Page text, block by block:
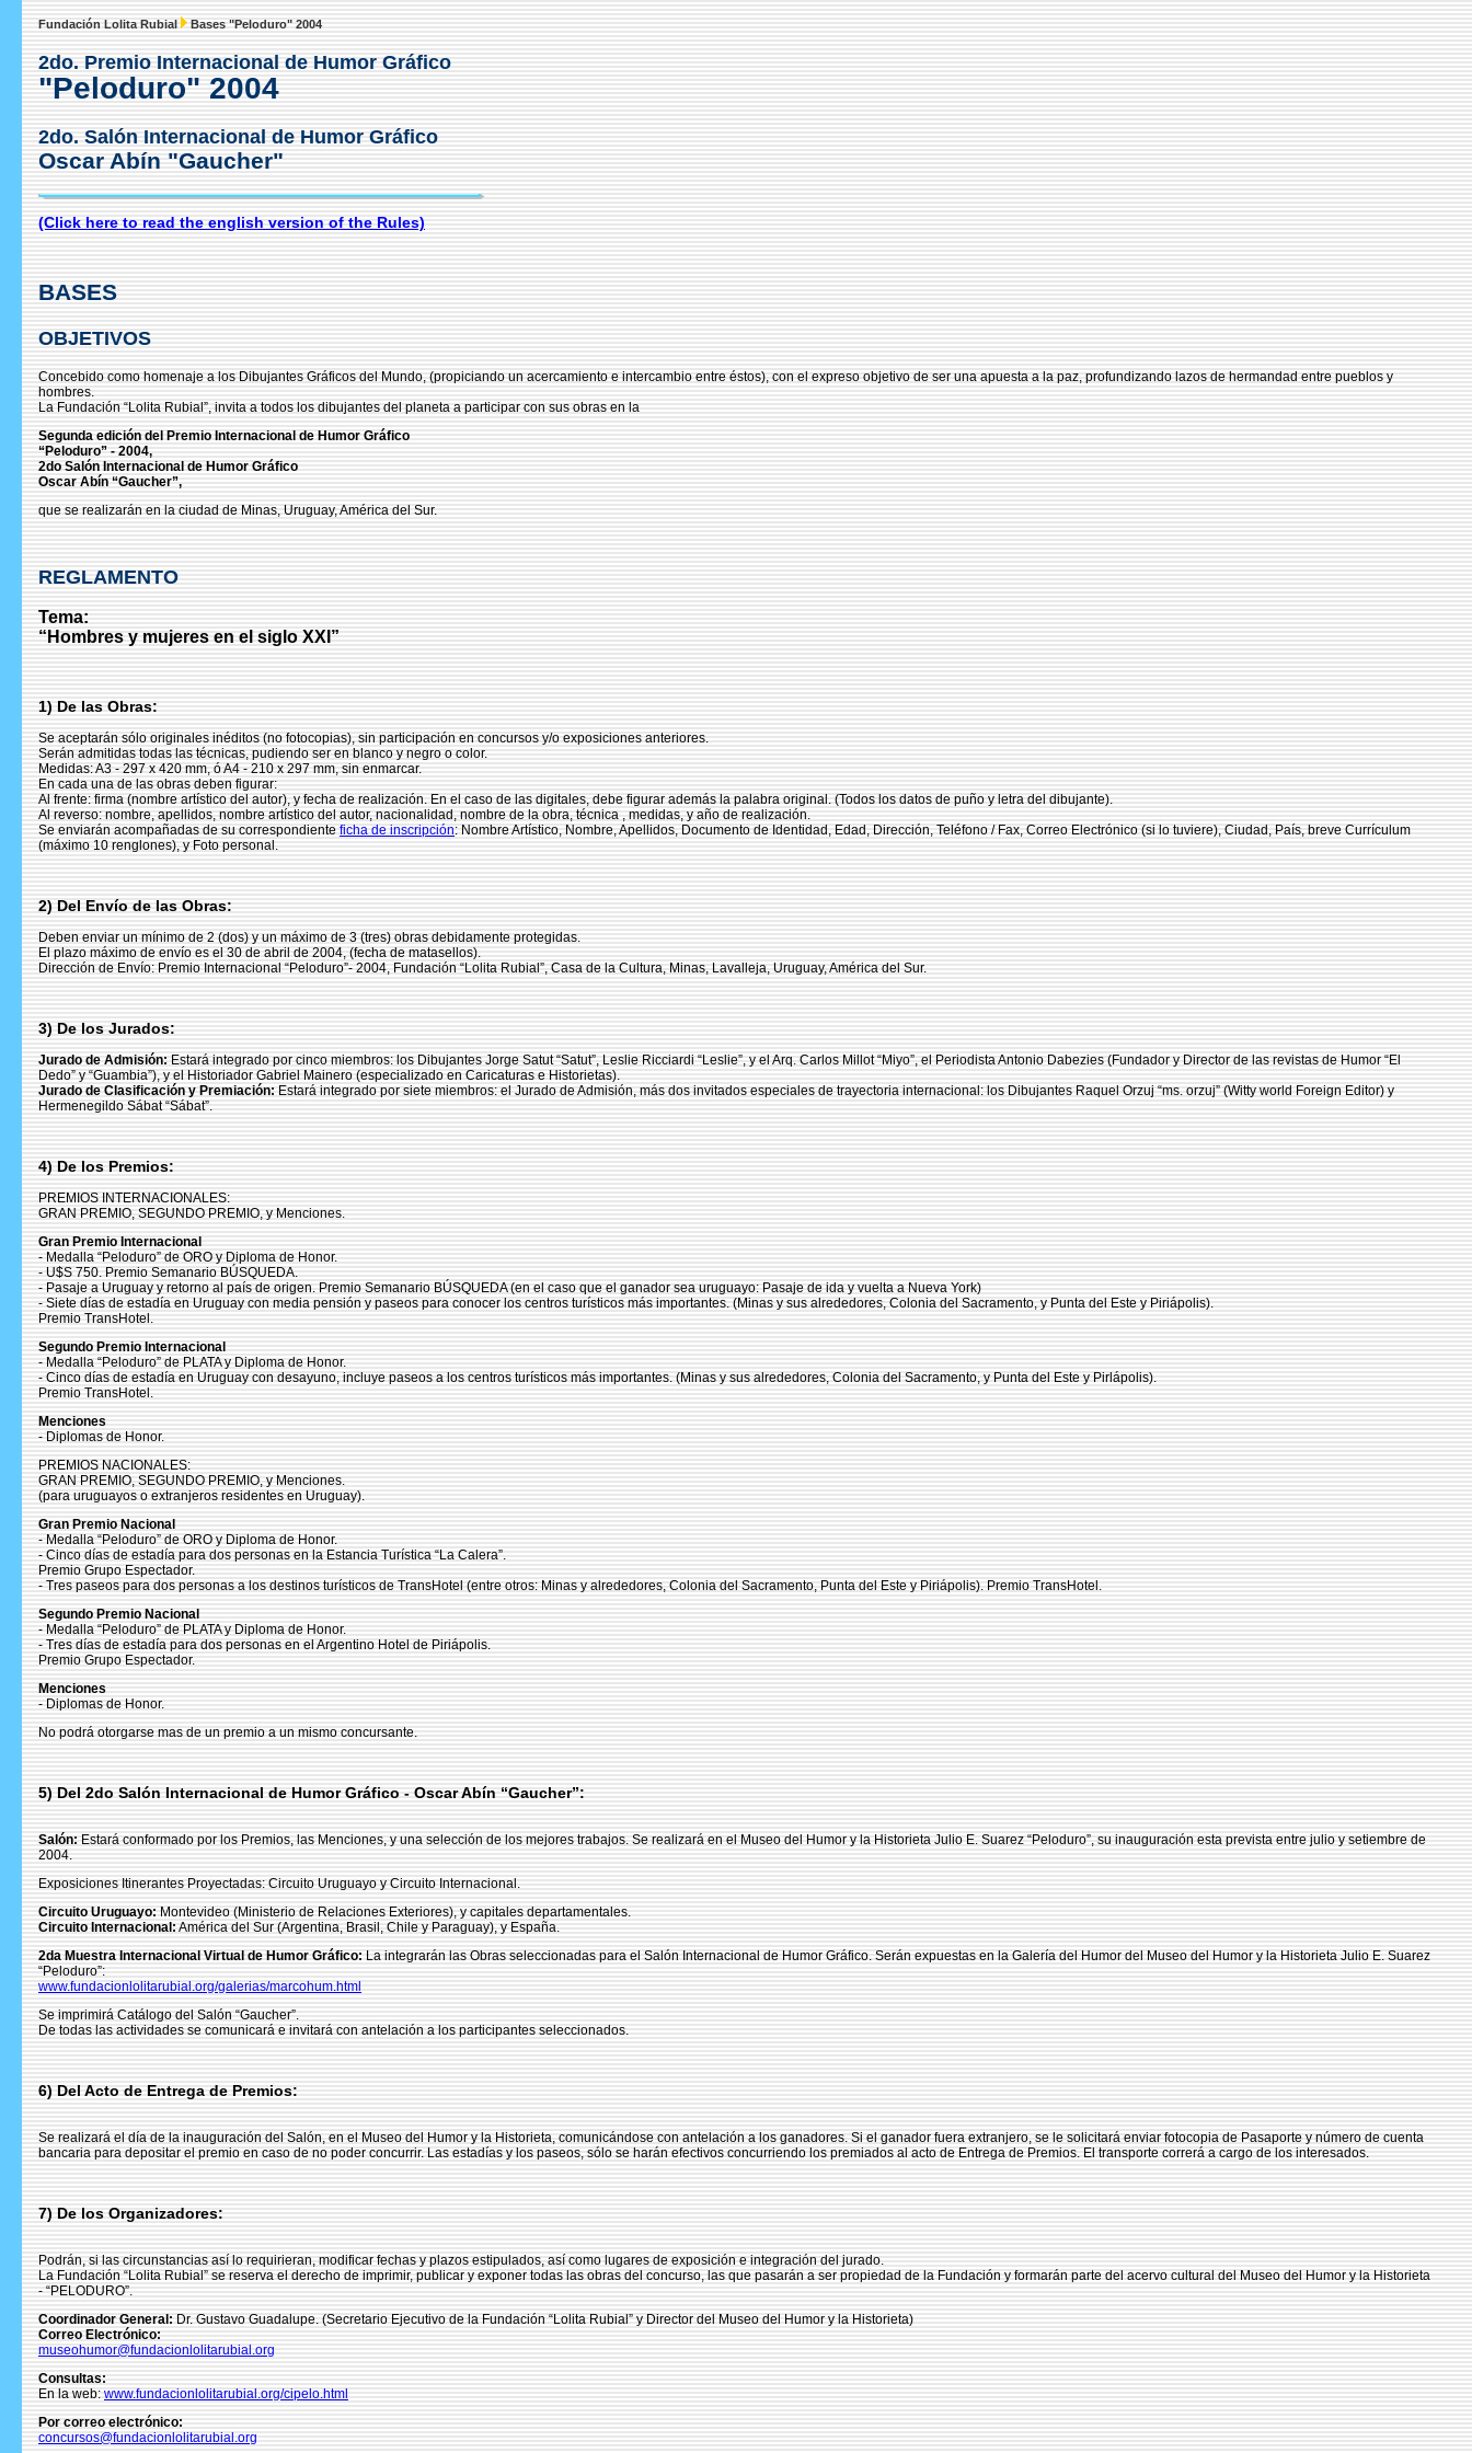
Fundación Lolita Rubial Bases "Peloduro" 2004
2do. Premio Internacional de Humor Gráfico
"Peloduro" 2004
2do. Salón Internacional de Humor Gráfico
Oscar Abín "Gaucher"
(Click here to read the english version of the Rules)
BASES
OBJETIVOS
Concebido como homenaje a los Dibujantes Gráficos del Mundo, (propiciando un acercamiento e intercambio entre éstos), con el expreso objetivo de ser una apuesta a la paz, profundizando lazos de hermandad entre pueblos y
hombres.
La Fundación “Lolita Rubial”, invita a todos los dibujantes del planeta a participar con sus obras en la
Segunda edición del Premio Internacional de Humor Gráfico
“Peloduro” - 2004,
2do Salón Internacional de Humor Gráfico
Oscar Abín “Gaucher”,
que se realizarán en la ciudad de Minas, Uruguay, América del Sur.
REGLAMENTO
Tema:
“Hombres y mujeres en el siglo XXI”
1) De las Obras:
Se aceptarán sólo originales inéditos (no fotocopias), sin participación en concursos y/o exposiciones anteriores.
Serán admitidas todas las técnicas, pudiendo ser en blanco y negro o color.
Medidas: A3 - 297 x 420 mm, ó A4 - 210 x 297 mm, sin enmarcar.
En cada una de las obras deben figurar:
Al frente: firma (nombre artístico del autor), y fecha de realización. En el caso de las digitales, debe figurar además la palabra original. (Todos los datos de puño y letra del dibujante).
Al reverso: nombre, apellidos, nombre artístico del autor, nacionalidad, nombre de la obra, técnica , medidas, y año de realización.
Se enviarán acompañadas de su correspondiente ficha de inscripción: Nombre Artístico, Nombre, Apellidos, Documento de Identidad, Edad, Dirección, Teléfono / Fax, Correo Electrónico (si lo tuviere), Ciudad, País, breve Currículum
(máximo 10 renglones), y Foto personal.
2) Del Envío de las Obras:
Deben enviar un mínimo de 2 (dos) y un máximo de 3 (tres) obras debidamente protegidas.
El plazo máximo de envío es el 30 de abril de 2004, (fecha de matasellos).
Dirección de Envío: Premio Internacional “Peloduro”- 2004, Fundación “Lolita Rubial”, Casa de la Cultura, Minas, Lavalleja, Uruguay, América del Sur.
3) De los Jurados:
Jurado de Admisión: Estará integrado por cinco miembros: los Dibujantes Jorge Satut “Satut”, Leslie Ricciardi “Leslie”, y el Arq. Carlos Millot “Miyo”, el Periodista Antonio Dabezies (Fundador y Director de las revistas de Humor “El
Dedo” y “Guambia”), y el Historiador Gabriel Mainero (especializado en Caricaturas e Historietas).
Jurado de Clasificación y Premiación: Estará integrado por siete miembros: el Jurado de Admisión, más dos invitados especiales de trayectoria internacional: los Dibujantes Raquel Orzuj “ms. orzuj” (Witty world Foreign Editor) y
Hermenegildo Sábat “Sábat”.
4) De los Premios:
PREMIOS INTERNACIONALES:
GRAN PREMIO, SEGUNDO PREMIO, y Menciones.
Gran Premio Internacional
- Medalla “Peloduro” de ORO y Diploma de Honor.
- U$S 750. Premio Semanario BÚSQUEDA.
- Pasaje a Uruguay y retorno al país de origen. Premio Semanario BÚSQUEDA (en el caso que el ganador sea uruguayo: Pasaje de ida y vuelta a Nueva York)
- Siete días de estadía en Uruguay con media pensión y paseos para conocer los centros turísticos más importantes. (Minas y sus alrededores, Colonia del Sacramento, y Punta del Este y Piriápolis).
Premio TransHotel.
Segundo Premio Internacional
- Medalla “Peloduro” de PLATA y Diploma de Honor.
- Cinco días de estadía en Uruguay con desayuno, incluye paseos a los centros turísticos más importantes. (Minas y sus alrededores, Colonia del Sacramento, y Punta del Este y Pirlápolis).
Premio TransHotel.
Menciones
- Diplomas de Honor.
PREMIOS NACIONALES:
GRAN PREMIO, SEGUNDO PREMIO, y Menciones.
(para uruguayos o extranjeros residentes en Uruguay).
Gran Premio Nacional
- Medalla “Peloduro” de ORO y Diploma de Honor.
- Cinco días de estadía para dos personas en la Estancia Turística “La Calera”.
Premio Grupo Espectador.
- Tres paseos para dos personas a los destinos turísticos de TransHotel (entre otros: Minas y alrededores, Colonia del Sacramento, Punta del Este y Piriápolis). Premio TransHotel.
Segundo Premio Nacional
- Medalla “Peloduro” de PLATA y Diploma de Honor.
- Tres días de estadía para dos personas en el Argentino Hotel de Piriápolis.
Premio Grupo Espectador.
Menciones
- Diplomas de Honor.
No podrá otorgarse mas de un premio a un mismo concursante.
5) Del 2do Salón Internacional de Humor Gráfico - Oscar Abín “Gaucher”:
Salón: Estará conformado por los Premios, las Menciones, y una selección de los mejores trabajos. Se realizará en el Museo del Humor y la Historieta Julio E. Suarez “Peloduro”, su inauguración esta prevista entre julio y setiembre de
2004.
Exposiciones Itinerantes Proyectadas: Circuito Uruguayo y Circuito Internacional.
Circuito Uruguayo: Montevideo (Ministerio de Relaciones Exteriores), y capitales departamentales.
Circuito Internacional: América del Sur (Argentina, Brasil, Chile y Paraguay), y España.
2da Muestra Internacional Virtual de Humor Gráfico: La integrarán las Obras seleccionadas para el Salón Internacional de Humor Gráfico. Serán expuestas en la Galería del Humor del Museo del Humor y la Historieta Julio E. Suarez
“Peloduro”:
www.fundacionlolitarubial.org/galerias/marcohum.html
Se imprimirá Catálogo del Salón “Gaucher”.
De todas las actividades se comunicará e invitará con antelación a los participantes seleccionados.
6) Del Acto de Entrega de Premios:
Se realizará el día de la inauguración del Salón, en el Museo del Humor y la Historieta, comunicándose con antelación a los ganadores. Si el ganador fuera extranjero, se le solicitará enviar fotocopia de Pasaporte y número de cuenta
bancaria para depositar el premio en caso de no poder concurrir. Las estadías y los paseos, sólo se harán efectivos concurriendo los premiados al acto de Entrega de Premios. El transporte correrá a cargo de los interesados.
7) De los Organizadores:
Podrán, si las circunstancias así lo requirieran, modificar fechas y plazos estipulados, así como lugares de exposición e integración del jurado.
La Fundación “Lolita Rubial” se reserva el derecho de imprimir, publicar y exponer todas las obras del concurso, las que pasarán a ser propiedad de la Fundación y formarán parte del acervo cultural del Museo del Humor y la Historieta
- “PELODURO”.
Coordinador General: Dr. Gustavo Guadalupe. (Secretario Ejecutivo de la Fundación “Lolita Rubial” y Director del Museo del Humor y la Historieta)
Correo Electrónico:
museohumor@fundacionlolitarubial.org
Consultas:
En la web: www.fundacionlolitarubial.org/cipelo.html
Por correo electrónico:
concursos@fundacionlolitarubial.org